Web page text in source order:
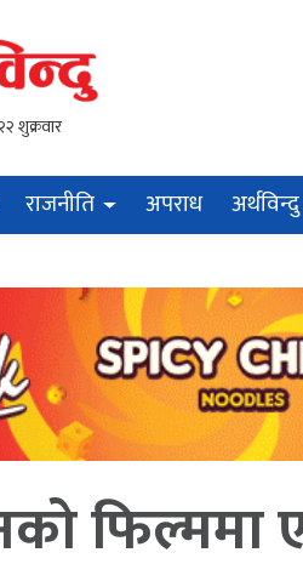
राजनीति अपराध अर्थविन्दु
फिल्ममा